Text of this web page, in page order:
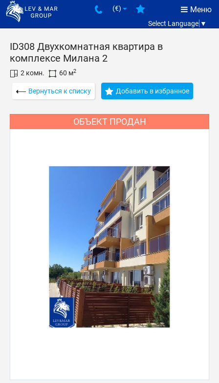
Меню
(€)
Select Language ▼
ID308 Двухкомнатная квартира в
комплексе Милана 2
2 комн. 60 м2
Вернуться к списку Добавить в избранное
ОБЪЕКТ ПРОДАН